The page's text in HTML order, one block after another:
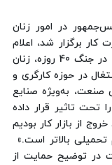
در امور زنان
برگزار شد، اعلام
کرد که یک‌سوم مراجعه‌کنندگان بیمه بیکاری در جنگ 40 روزه، زنان
روزه بر بازار اشتغال در حوزه کارگری و
به‌ویژه صنایع
تحت تاثیر قرار داده
خروج از بازار کار بودیم
بالاتر است.»
در توضیح حمایت از